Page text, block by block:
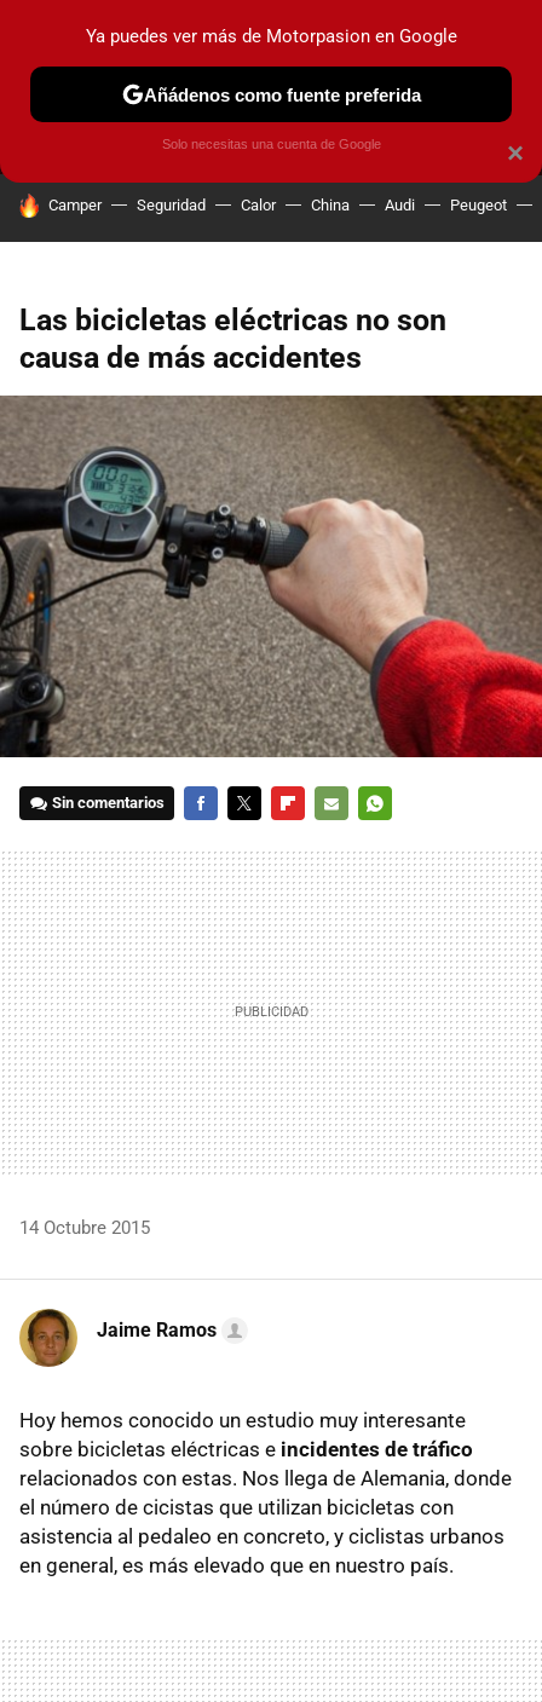
MENÚ NUEVO
COCHES ELÉCTRICOS OBSERVATORIO
HOY SE HABLA DE
Camper Seguridad Calor China Audi Peugeot
Las bicicletas eléctricas no son
causa de más accidentes
Sin comentarios
MAIL
14 Octubre 2015
Jaime Ramos
Hoy hemos conocido un estudio muy interesante
sobre bicicletas eléctricas e incidentes de tráfico
relacionados con estas. Nos llega de Alemania, donde
el número de cicistas que utilizan bicicletas con
asistencia al pedaleo en concreto, y ciclistas urbanos
en general, es más elevado que en nuestro país.
×
Ya puedes ver más de Motorpasion en Google
Añádenos como fuente preferida
Solo necesitas una cuenta de Google